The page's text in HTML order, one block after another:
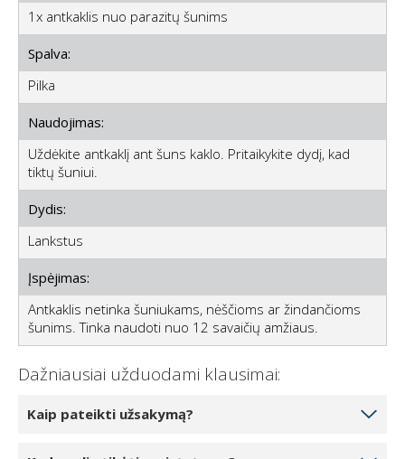
1x antkaklis nuo parazitų šunims
Spalva:
Pilka
Naudojimas:
Uždėkite antkaklį ant šuns kaklo. Pritaikykite dydį, kad
tiktų šuniui.
Dydis:
Lankstus
Įspėjimas:
Antkaklis netinka šuniukams, nėščioms ar žindančioms
šunims. Tinka naudoti nuo 12 savaičių amžiaus.
Dažniausiai užduodami klausimai:
Kaip pateikti užsakymą?
Pasirinkite norimą užsakyti produktų kiekį